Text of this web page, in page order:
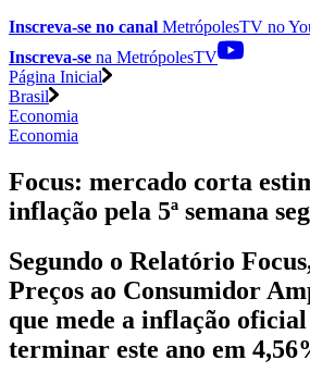
Inscreva-se no canal MetrópolesTV no
Inscreva-se na MetrópolesTV
Página Inicial
Brasil
Economia
Economia
Focus: mercado corta
inflação pela 5ª semana
Segundo o Relatório
Preços ao Consumidor
que mede a inflação oficial
terminar este ano em